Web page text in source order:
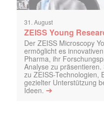
31. August
ZEISS Young
Der ZEISS Microscopy
ermöglicht es
Pharma, ihr
Analyse zu
zu ZEISS-Technologien,
gezielter Unterstützung
Ideen. ➔